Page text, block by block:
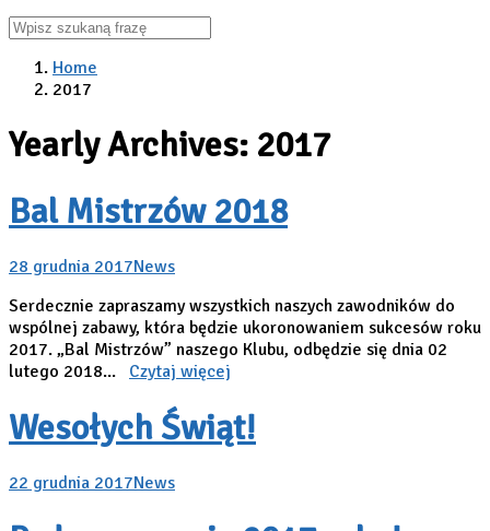
Home
2017
Yearly Archives: 2017
Bal Mistrzów 2018
28 grudnia 2017News
Serdecznie zapraszamy wszystkich naszych zawodników do
wspólnej zabawy, która będzie ukoronowaniem sukcesów roku
2017. „Bal Mistrzów” naszego Klubu, odbędzie się dnia 02
lutego 2018... Czytaj więcej
Wesołych Świąt!
22 grudnia 2017News